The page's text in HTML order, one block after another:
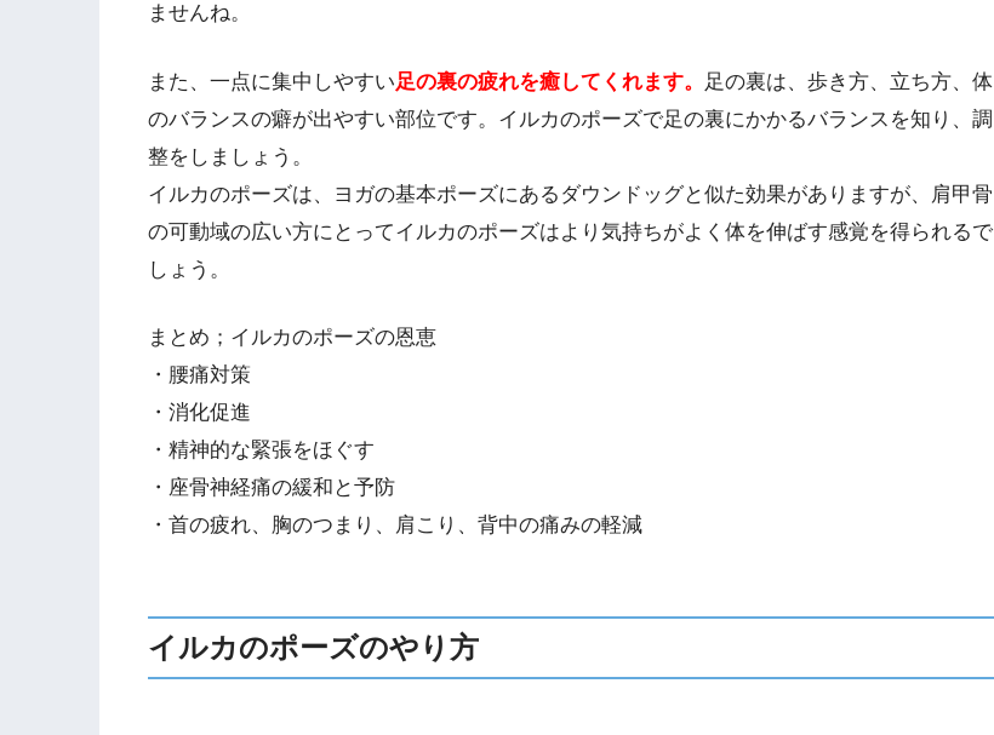
ませんね。
また、一点に集中しやすい足の裏の疲れを癒してくれます。
足の裏は、歩き方、立ち方、体
のバランスの癖が出やすい部位です。イルカのポーズで足の裏にかかるバランスを知り、調
整をしましょう。
イルカのポーズは、ヨガの基本ポーズにあるダウンドッグと似た効果がありますが、肩甲骨
の可動域の広い方にとってイルカのポーズはより気持ちがよく体を伸ばす感覚を得られるで
しょう。
まとめ；イルカのポーズの恩恵
・腰痛対策
・消化促進
・精神的な緊張をほぐす
・座骨神経痛の緩和と予防
・首の疲れ、胸のつまり、肩こり、背中の痛みの軽減
イルカのポーズのやり方